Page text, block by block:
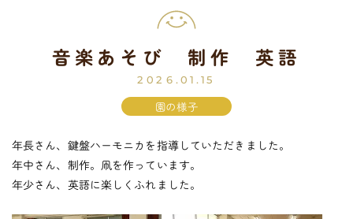
野 幼 稚
入園案内
未 就 園 児 教 室
つくしの会
音楽あそび 制作 英語
2026.01.15
園の様子
年長さん、鍵盤ハーモニカを指導していただきました。
年中さん、制作。凧を作っています。
年少さん、英語に楽しくふれました。